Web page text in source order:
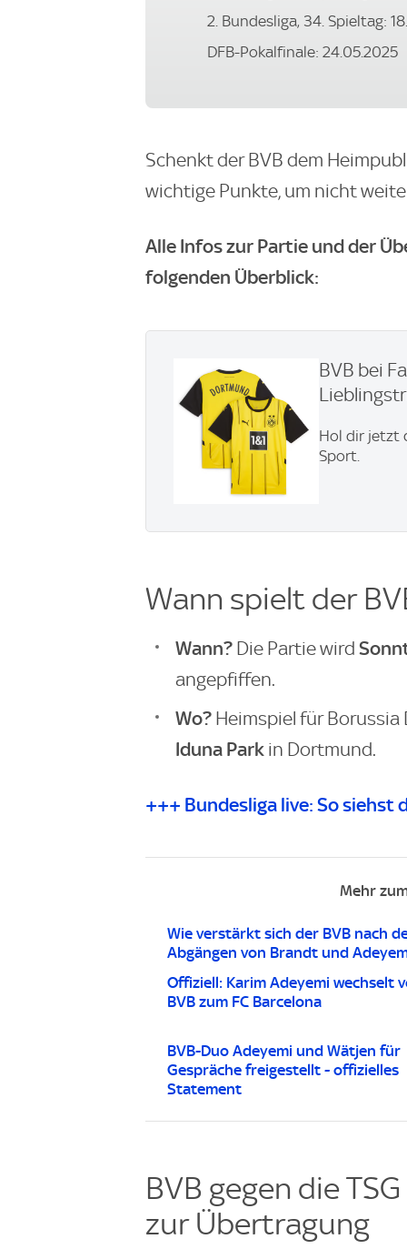
2. Bundesliga, 34. Spieltag:
DFB-Pokalfinale: 24.05.2025
Schenkt der BVB dem
wichtige Punkte, um nicht
Alle Infos zur Partie und der
folgenden Überblick:
BVB bei
Hol dir jetzt
Sport.
Wann spielt der
Wann? Die Partie wird
angepfiffen.
Wo? Heimspiel für
Iduna Parkin Dortmund.
+++ Bundesliga live: So siehst
Mehr
Wie verstärkt sich der BVB nach
Abgängen von Brandt und
Offiziell: Karim Adeyemi wechselt
BVB zum FC Barcelona
BVB-Duo Adeyemi und Wätjen für
Gespräche freigestellt - offizielles
Statement
BVB gegen die
zur Übertragung